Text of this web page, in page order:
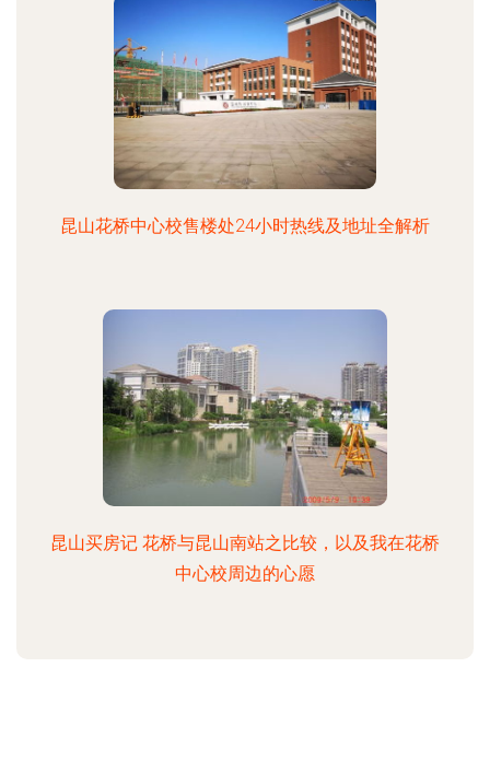
昆山花桥中心校售楼处24小时热线及地址全解析
昆山买房记 花桥与昆山南站之比较，以及我在花桥
中心校周边的心愿